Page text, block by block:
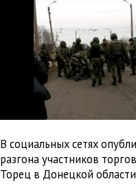
В социальных сетях
разгона участников
Торец в Донецкой